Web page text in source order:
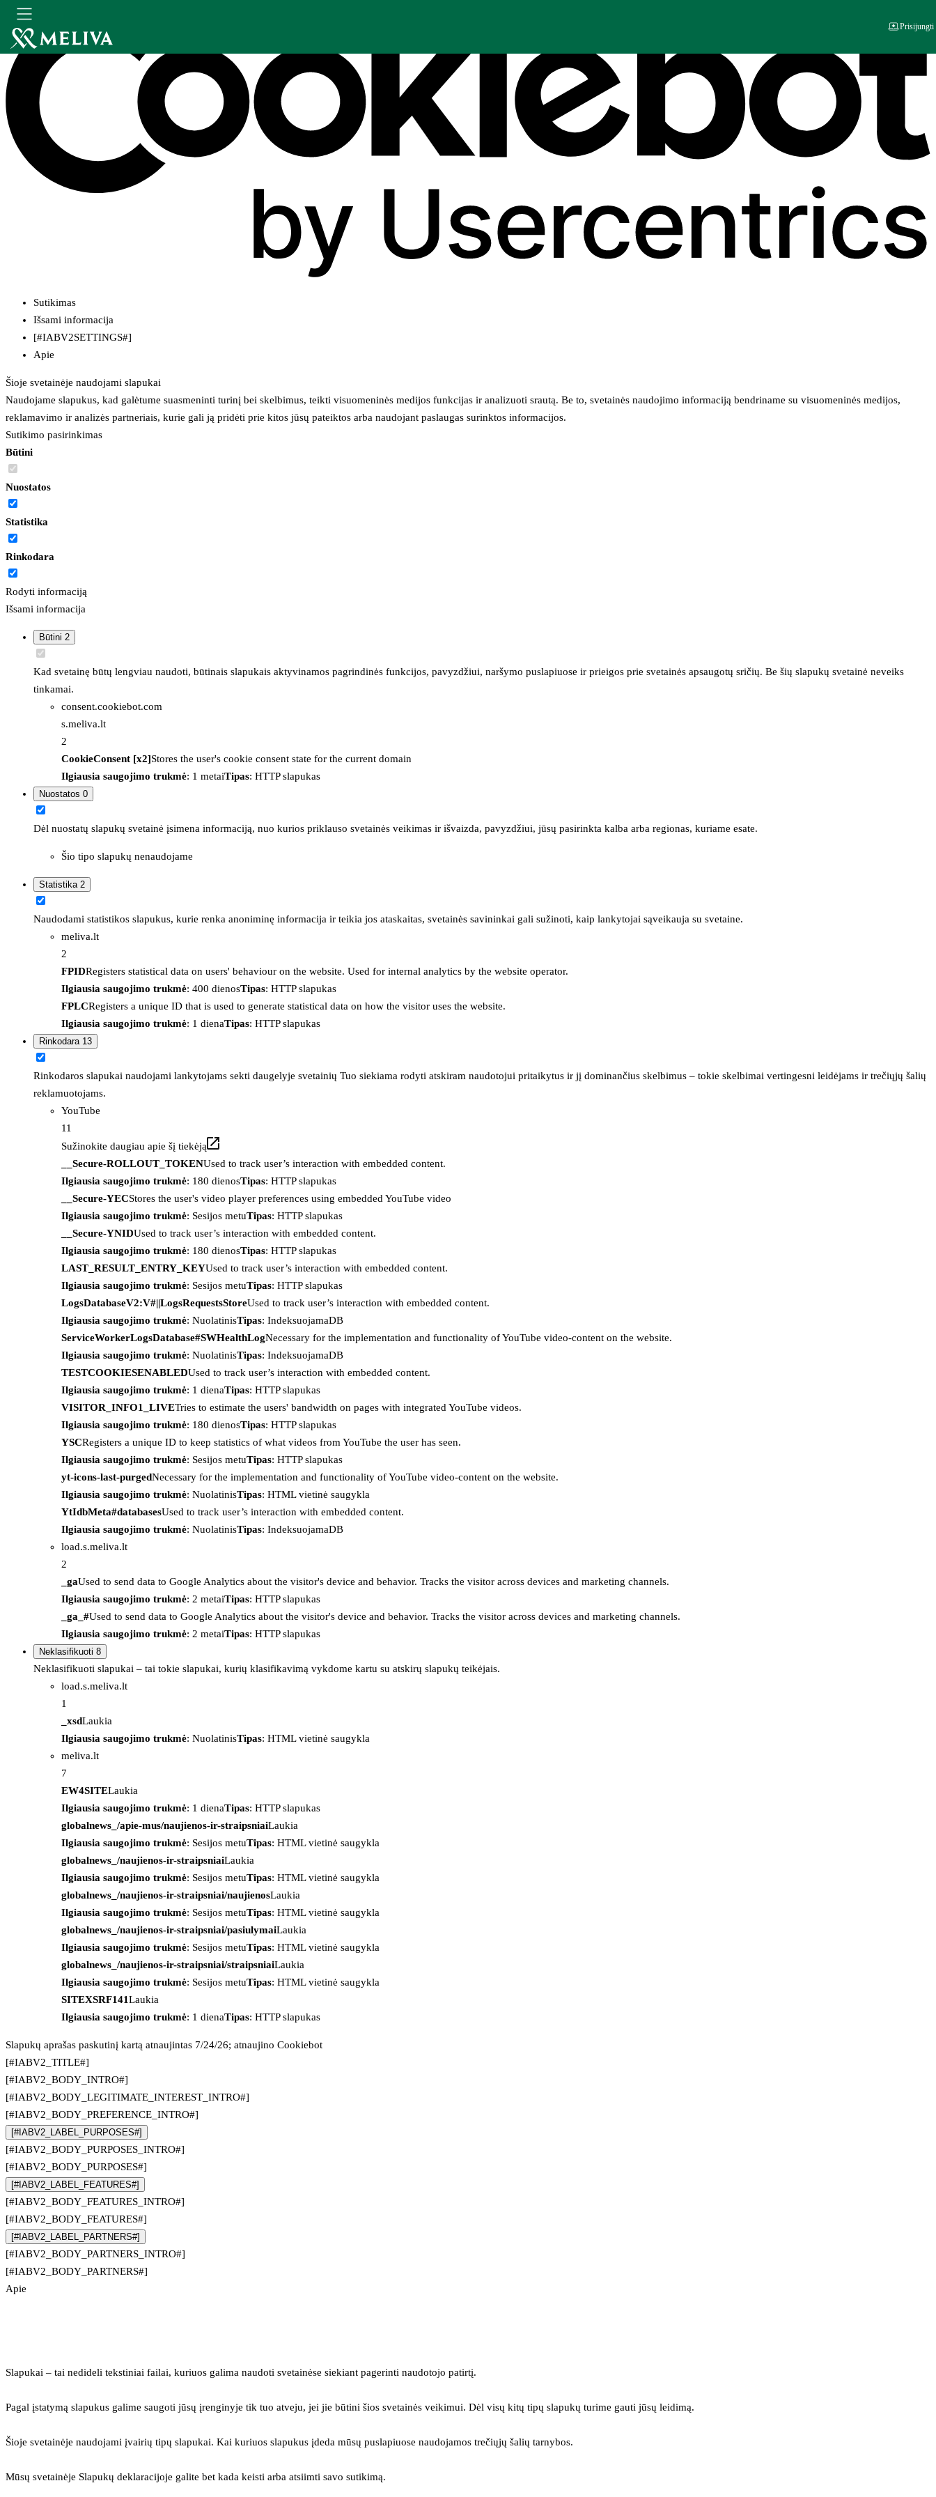
Sutikimas
Išsami informacija
[#IABV2SETTINGS#]
Apie
Šioje svetainėje naudojami slapukai
Naudojame slapukus, kad galėtume suasmeninti turinį bei skelbimus, teikti visuomeninės medijos funkcijas ir analizuoti srautą. Be to, svetainės naudojimo informaciją bendriname su visuomeninės medijos,
reklamavimo ir analizės partneriais, kurie gali ją pridėti prie kitos jūsų pateiktos arba naudojant paslaugas surinktos informacijos.
Sutikimo pasirinkimas
Būtini
Nuostatos
Statistika
Rinkodara
Rodyti informaciją
Išsami informacija
Būtini 2
Kad svetainę būtų lengviau naudoti, būtinais slapukais aktyvinamos pagrindinės funkcijos, pavyzdžiui, naršymo puslapiuose ir prieigos prie svetainės apsaugotų sričių. Be šių slapukų svetainė neveiks
tinkamai.
consent.cookiebot.com
s.meliva.lt
2
CookieConsent [x2]Stores the user's cookie consent state for the current domain
Ilgiausia saugojimo trukmė: 1 metaiTipas: HTTP slapukas
Nuostatos 0
Dėl nuostatų slapukų svetainė įsimena informaciją, nuo kurios priklauso svetainės veikimas ir išvaizda, pavyzdžiui, jūsų pasirinkta kalba arba regionas, kuriame esate.
Šio tipo slapukų nenaudojame
Statistika 2
Naudodami statistikos slapukus, kurie renka anoniminę informacija ir teikia jos ataskaitas, svetainės savininkai gali sužinoti, kaip lankytojai sąveikauja su svetaine.
meliva.lt
2
FPIDRegisters statistical data on users' behaviour on the website. Used for internal analytics by the website operator.
Ilgiausia saugojimo trukmė: 400 dienosTipas: HTTP slapukas
FPLCRegisters a unique ID that is used to generate statistical data on how the visitor uses the website.
Ilgiausia saugojimo trukmė: 1 dienaTipas: HTTP slapukas
Rinkodara 13
Rinkodaros slapukai naudojami lankytojams sekti daugelyje svetainių Tuo siekiama rodyti atskiram naudotojui pritaikytus ir jį dominančius skelbimus – tokie skelbimai vertingesni leidėjams ir trečiųjų šalių
reklamuotojams.
YouTube
11
Sužinokite daugiau apie šį tiekėją
__Secure-ROLLOUT_TOKENUsed to track user’s interaction with embedded content.
Ilgiausia saugojimo trukmė: 180 dienosTipas: HTTP slapukas
__Secure-YECStores the user's video player preferences using embedded YouTube video
Ilgiausia saugojimo trukmė: Sesijos metuTipas: HTTP slapukas
__Secure-YNIDUsed to track user’s interaction with embedded content.
Ilgiausia saugojimo trukmė: 180 dienosTipas: HTTP slapukas
LAST_RESULT_ENTRY_KEYUsed to track user’s interaction with embedded content.
Ilgiausia saugojimo trukmė: Sesijos metuTipas: HTTP slapukas
LogsDatabaseV2:V#||LogsRequestsStoreUsed to track user’s interaction with embedded content.
Ilgiausia saugojimo trukmė: NuolatinisTipas: IndeksuojamaDB
ServiceWorkerLogsDatabase#SWHealthLogNecessary for the implementation and functionality of YouTube video-content on the website.
Ilgiausia saugojimo trukmė: NuolatinisTipas: IndeksuojamaDB
TESTCOOKIESENABLEDUsed to track user’s interaction with embedded content.
Ilgiausia saugojimo trukmė: 1 dienaTipas: HTTP slapukas
VISITOR_INFO1_LIVETries to estimate the users' bandwidth on pages with integrated YouTube videos.
Ilgiausia saugojimo trukmė: 180 dienosTipas: HTTP slapukas
YSCRegisters a unique ID to keep statistics of what videos from YouTube the user has seen.
Ilgiausia saugojimo trukmė: Sesijos metuTipas: HTTP slapukas
yt-icons-last-purgedNecessary for the implementation and functionality of YouTube video-content on the website.
Ilgiausia saugojimo trukmė: NuolatinisTipas: HTML vietinė saugykla
YtIdbMeta#databasesUsed to track user’s interaction with embedded content.
Ilgiausia saugojimo trukmė: NuolatinisTipas: IndeksuojamaDB
load.s.meliva.lt
2
_gaUsed to send data to Google Analytics about the visitor's device and behavior. Tracks the visitor across devices and marketing channels.
Ilgiausia saugojimo trukmė: 2 metaiTipas: HTTP slapukas
_ga_#Used to send data to Google Analytics about the visitor's device and behavior. Tracks the visitor across devices and marketing channels.
Ilgiausia saugojimo trukmė: 2 metaiTipas: HTTP slapukas
Neklasifikuoti 8
Neklasifikuoti slapukai – tai tokie slapukai, kurių klasifikavimą vykdome kartu su atskirų slapukų teikėjais.
load.s.meliva.lt
1
_xsdLaukia
Ilgiausia saugojimo trukmė: NuolatinisTipas: HTML vietinė saugykla
meliva.lt
7
EW4SITELaukia
Ilgiausia saugojimo trukmė: 1 dienaTipas: HTTP slapukas
globalnews_/apie-mus/naujienos-ir-straipsniaiLaukia
Ilgiausia saugojimo trukmė: Sesijos metuTipas: HTML vietinė saugykla
globalnews_/naujienos-ir-straipsniaiLaukia
Ilgiausia saugojimo trukmė: Sesijos metuTipas: HTML vietinė saugykla
globalnews_/naujienos-ir-straipsniai/naujienosLaukia
Ilgiausia saugojimo trukmė: Sesijos metuTipas: HTML vietinė saugykla
globalnews_/naujienos-ir-straipsniai/pasiulymaiLaukia
Ilgiausia saugojimo trukmė: Sesijos metuTipas: HTML vietinė saugykla
globalnews_/naujienos-ir-straipsniai/straipsniaiLaukia
Ilgiausia saugojimo trukmė: Sesijos metuTipas: HTML vietinė saugykla
SITEXSRF141Laukia
Ilgiausia saugojimo trukmė: 1 dienaTipas: HTTP slapukas
Slapukų aprašas paskutinį kartą atnaujintas 7/24/26; atnaujino Cookiebot
[#IABV2_TITLE#]
[#IABV2_BODY_INTRO#]
[#IABV2_BODY_LEGITIMATE_INTEREST_INTRO#]
[#IABV2_BODY_PREFERENCE_INTRO#]
[#IABV2_LABEL_PURPOSES#]
[#IABV2_BODY_PURPOSES_INTRO#]
[#IABV2_BODY_PURPOSES#]
[#IABV2_LABEL_FEATURES#]
[#IABV2_BODY_FEATURES_INTRO#]
[#IABV2_BODY_FEATURES#]
[#IABV2_LABEL_PARTNERS#]
[#IABV2_BODY_PARTNERS_INTRO#]
[#IABV2_BODY_PARTNERS#]
Apie
Slapukai – tai nedideli tekstiniai failai, kuriuos galima naudoti svetainėse siekiant pagerinti naudotojo patirtį.
Pagal įstatymą slapukus galime saugoti jūsų įrenginyje tik tuo atveju, jei jie būtini šios svetainės veikimui. Dėl visų kitų tipų slapukų turime gauti jūsų leidimą.
Šioje svetainėje naudojami įvairių tipų slapukai. Kai kuriuos slapukus įdeda mūsų puslapiuose naudojamos trečiųjų šalių tarnybos.
Mūsų svetainėje Slapukų deklaracijoje galite bet kada keisti arba atsiimti savo sutikimą.
Prisijungti